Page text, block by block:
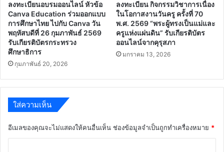
ลงทะเบียนอบรมออนไลน์ หัวข้อ
Canva Education ร่วมออกแบบ
การศึกษาไทย ไปกับ Canva วัน
พฤหัสบดีที่ 26 กุมภาพันธ์ 2569
รับเกียรติบัตรกระทรวง
ศึกษาธิการ
กุมภาพันธ์ 20, 2026
ลงทะเบียน กิจกรรมวิชาการเนื่อง
ในโอกาสงานวันครู ครั้งที่ 70
พ.ศ. 2569 “พระผู้ทรงเป็นแม่และ
ครูแห่งแผ่นดิน” รับเกียรติบัตร
ออนไลน์จากคุรุสภา
มกราคม 13, 2026
ใส่ความเห็น
อีเมลของคุณจะไม่แสดงให้คนอื่นเห็น ช่องข้อมูลจำเป็นถูกทำเครื่องหมาย *